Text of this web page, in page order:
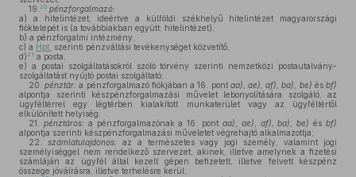
19. 20 pénzforgalmazó:
a) a hitelintézet, ideértve a külföldi székhelyű hitelintézet magyarországi
fióktelepét is (a továbbiakban együtt: hitelintézet),
b) a pénzforgalmi intézmény,
c) a Hpt. szerinti pénzváltási tevékenységet közvetítő,
d) 21 a posta,
e) a postai szolgáltatásokról szóló törvény szerinti nemzetközi postautalvány-
szolgáltatást nyújtó postai szolgáltató;
20.
pénztár: a pénzforgalmazó fiókjában a 16. pont aa), ae), af), ba), be) ésbf)
alpontja szerinti készpénzforgalmazási művelet lebonyolítására szolgáló, az
ügyféltérrel egy légtérben kialakított munkaterület vagy az ügyféltértől
elkülönített helyiség;
21.
pénztáros: a pénzforgalmazónak a 16. pont aa), ae), af), ba), be) ésbf)
alpontja szerinti készpénzforgalmazási műveletet végrehajtó alkalmazottja;
22.
számlatulajdonos: az a természetes vagy jogi személy, valamint jogi
személyiséggel nem rendelkező szervezet, akinek, illetve amelynek a fizetési
számláján az ügyfél által kezelt gépen befizetett, illetve felvett készpénz
összege jóváírásra, illetve terhelésre kerül;